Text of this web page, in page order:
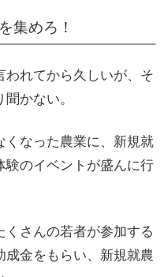
集めろ！
われてから久しいが、そ
かない。
くなった農業に、新規就
験のイベントが盛んに行
くさんの若者が参加する
成金をもらい、新規就農